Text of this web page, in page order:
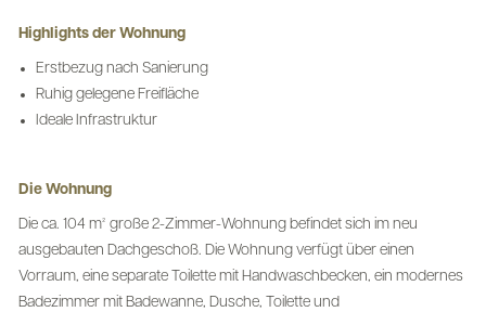
Highlights der Wohnung
Erstbezug nach Sanierung
Ruhig gelegene Freifläche
Ideale Infrastruktur
Die Wohnung
Die ca. 104 m² große 2-Zimmer-Wohnung befindet sich im neu
ausgebauten Dachgeschoß. Die Wohnung verfügt über einen
Vorraum, eine separate Toilette mit Handwaschbecken, ein modernes
Badezimmer mit Badewanne, Dusche, Toilette und